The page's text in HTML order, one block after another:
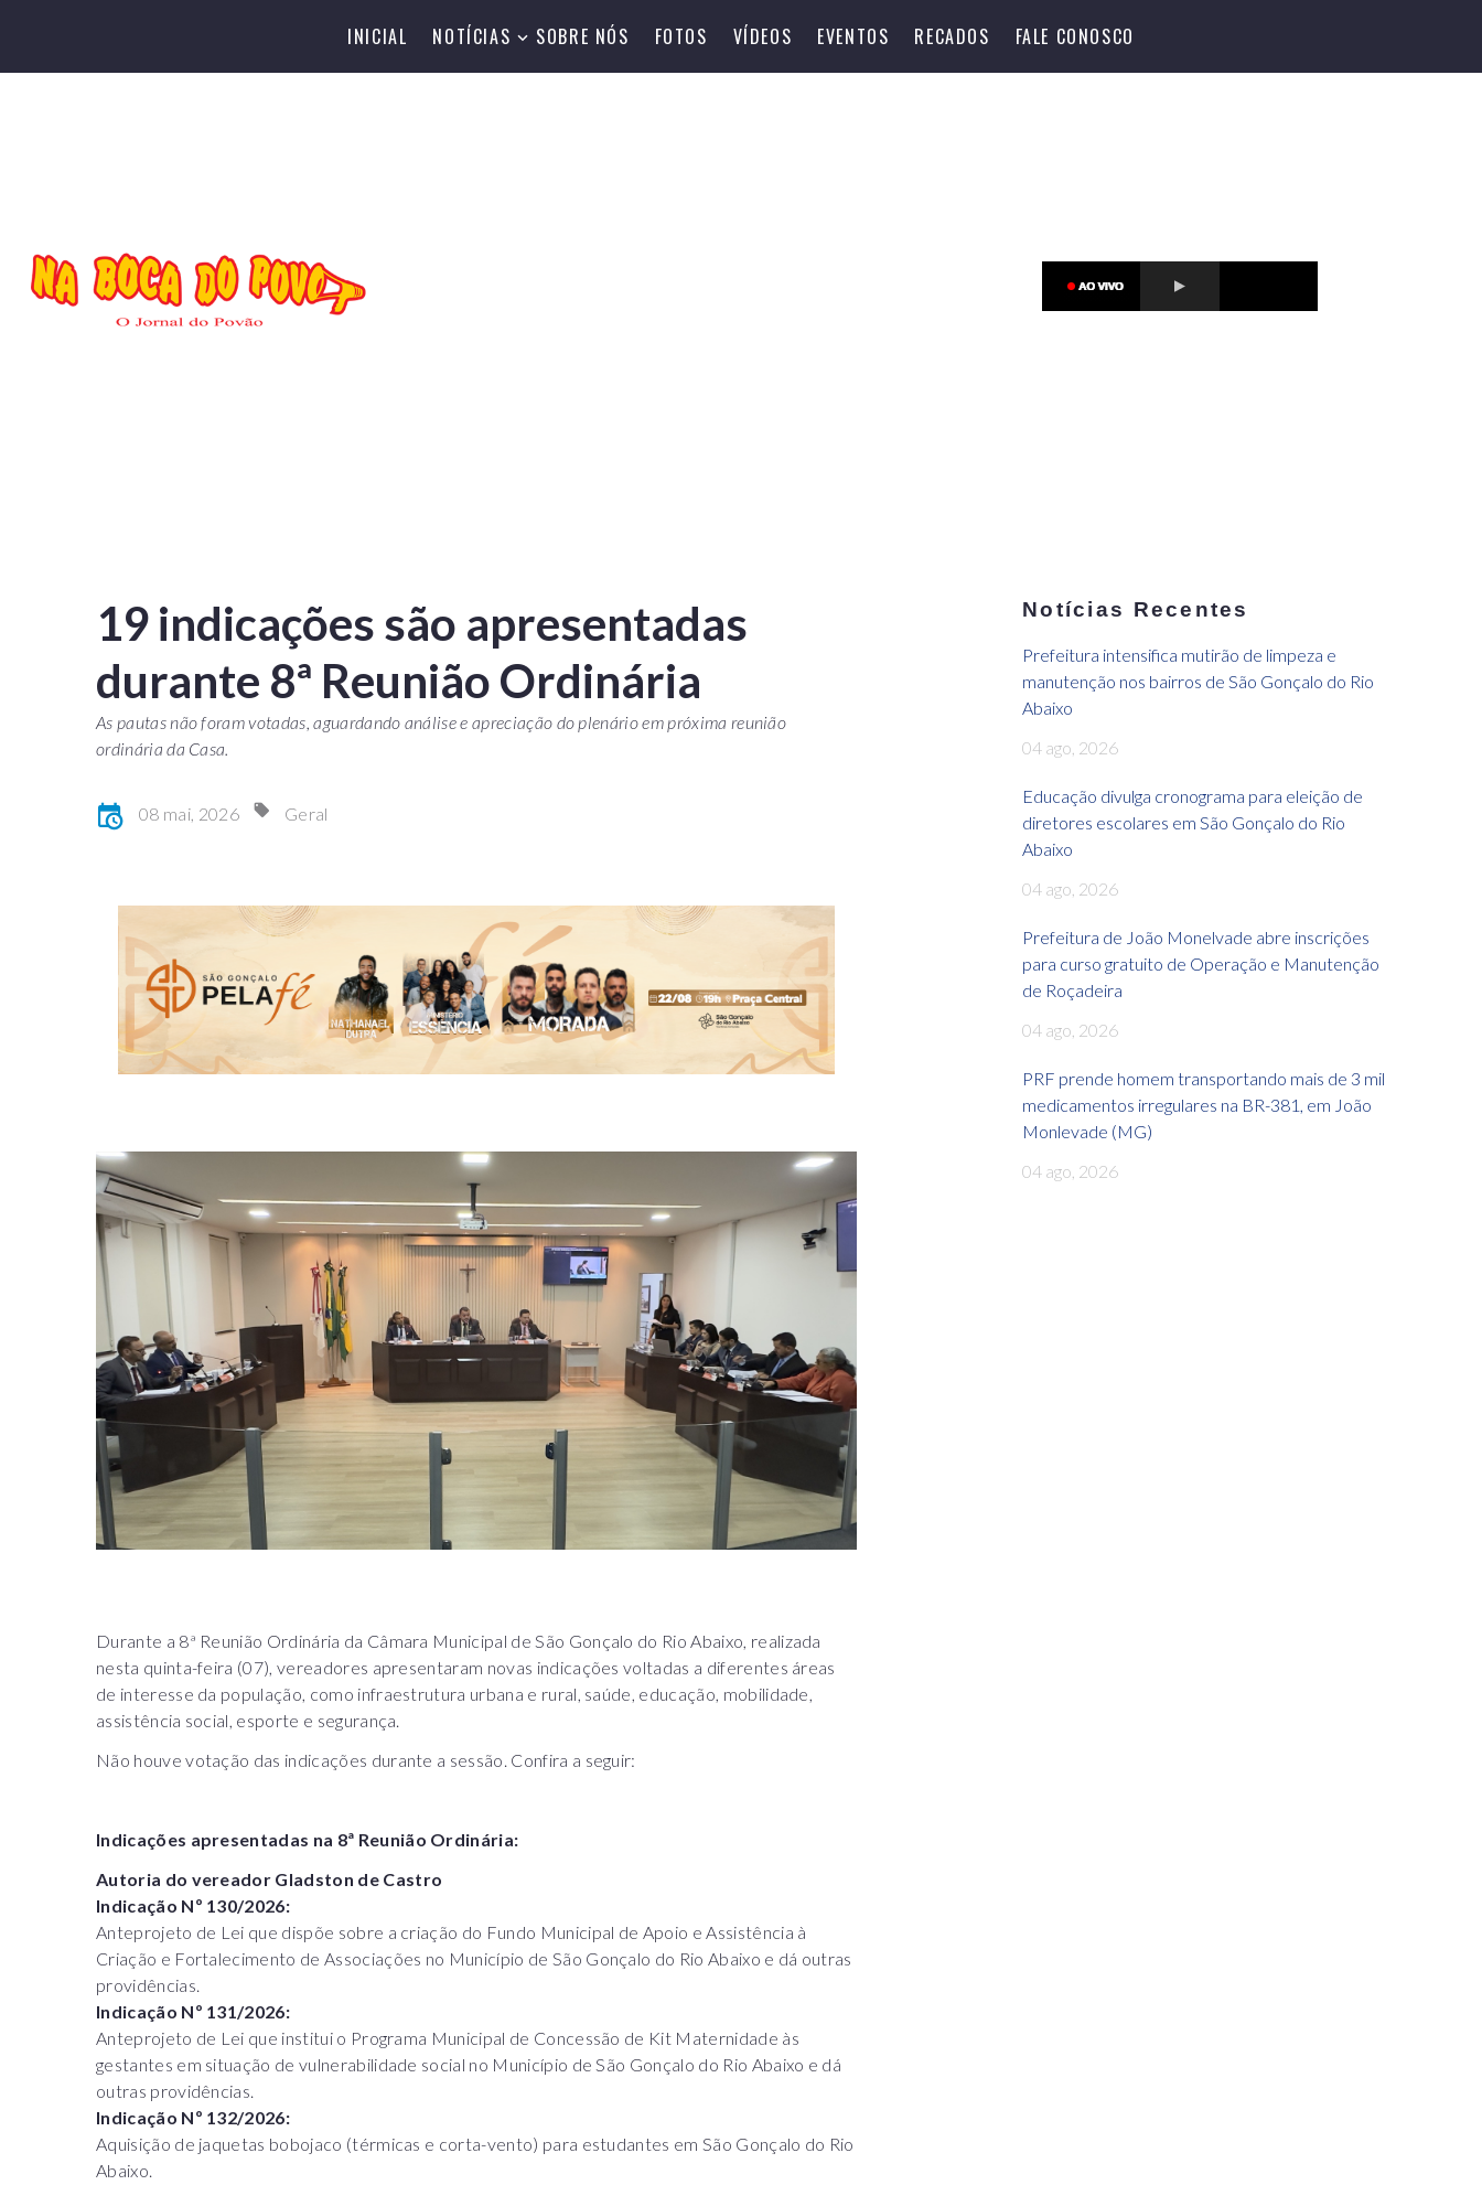
INICIAL NOTÍCIAS SOBRE NÓS FOTOS VÍDEOS EVENTOS RECADOS FALE CONOSCO
19 indicações são apresentadas
durante 8ª Reunião Ordinária
As pautas não foram votadas, aguardando análise e apreciação do plenário em próxima reunião
ordinária da Casa.
08 mai, 2026 Geral
Durante a 8ª Reunião Ordinária da Câmara Municipal de São Gonçalo do Rio Abaixo, realizada
nesta quinta-feira (07), vereadores apresentaram novas indicações voltadas a diferentes áreas
de interesse da população, como infraestrutura urbana e rural, saúde, educação, mobilidade,
assistência social, esporte e segurança.
Não houve votação das indicações durante a sessão. Confira a seguir:
Indicações apresentadas na 8ª Reunião Ordinária:
Autoria do vereador Gladston de Castro
Indicação Nº 130/2026:
Anteprojeto de Lei que dispõe sobre a criação do Fundo Municipal de Apoio e Assistência à
Criação e Fortalecimento de Associações no Município de São Gonçalo do Rio Abaixo e dá outras
providências.
Indicação Nº 131/2026:
Anteprojeto de Lei que institui o Programa Municipal de Concessão de Kit Maternidade às
gestantes em situação de vulnerabilidade social no Município de São Gonçalo do Rio Abaixo e dá
outras providências.
Indicação Nº 132/2026:
Aquisição de jaquetas bobojaco (térmicas e corta-vento) para estudantes em São Gonçalo do Rio
Abaixo.
Notícias Recentes
Prefeitura intensifica mutirão de limpeza e
manutenção nos bairros de São Gonçalo do Rio
Abaixo
04 ago, 2026
Educação divulga cronograma para eleição de
diretores escolares em São Gonçalo do Rio
Abaixo
04 ago, 2026
Prefeitura de João Monelvade abre inscrições
para curso gratuito de Operação e Manutenção
de Roçadeira
04 ago, 2026
PRF prende homem transportando mais de 3 mil
medicamentos irregulares na BR-381, em João
Monlevade (MG)
04 ago, 2026